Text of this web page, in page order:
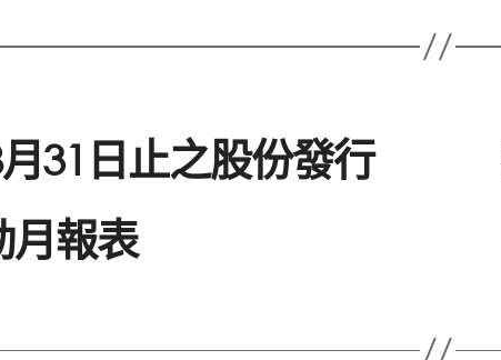
31日止之股份發行
月報表